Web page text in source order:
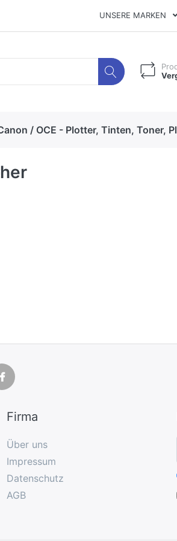
UNSERE MARKEN
/ OCE - Plotter, Tinten, Toner,
Firma
Über uns
Impressum
Datenschutz
AGB